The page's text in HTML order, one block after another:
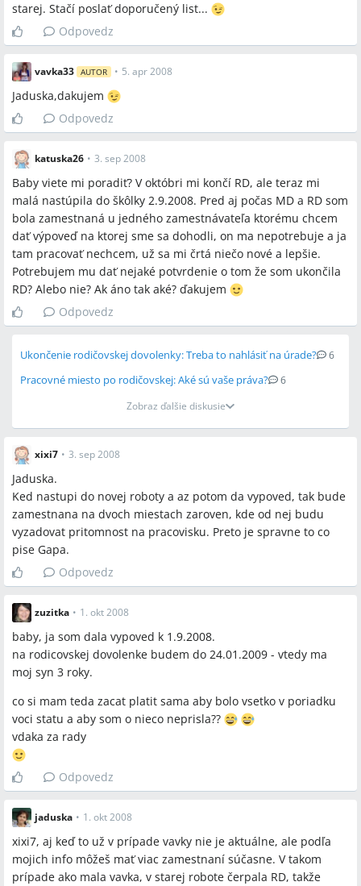
Spomenuté značky a firmy
Sociálna poisťovňa, Zdravotná poisťovňa Dôvera, Úrad práce
(ÚPSVaR), Modrykonik, Porada.sk, Sociálna poisťovňa Bratislava-
Spomenuté produkty a metódy
dohoda o skončení pracovného pomeru podľa § 60 ZP, výpoveď
podľa § 67, výpoveď z nadbytočnosti § 63 ods.1 písm. b),
Registračný list fyzickej osoby (RLFO, prihláška na dôchodkové
poistenie), čestné vyhlásenie, kópia rodného listu dieťaťa,
dobrovoľné nemocenské poistenie (DNP), dobrovoľné poistenie
v nezamestnanosti, materské 55 % z hrubej mzdy (28 týždňov,
37 týždňov pri osamelej matke/dvojičkách), rodičovský
zmena vymeriavacieho základu (zmena VZ), odhláška,
identifikačné číslo
Miesta a osoby
Bratislava, BA Lazaretská, p. Mihál
starej. Stačí poslať doporučený list...
Odpovedz
vavka33 AUTOR • 5. apr 2008
Jaduska,dakujem
Odpovedz
katuska26 • 3. sep 2008
Baby viete mi poradiť? V októbri mi končí RD, ale teraz mi
malá nastúpila do škôlky 2.9.2008. Pred aj počas MD a RD som
bola zamestnaná u jedného zamestnávateľa ktorému chcem
dať výpoveď na ktorej sme sa dohodli, on ma nepotrebuje a ja
tam pracovať nechcem, už sa mi črtá niečo nové a lepšie.
Potrebujem mu dať nejaké potvrdenie o tom že som ukončila
RD? Alebo nie? Ak áno tak aké? ďakujem
Odpovedz
Ukončenie rodičovskej dovolenky: Treba to nahlásiť na úrade? 6
Pracovné miesto po rodičovskej: Aké sú vaše práva?
6
Zobraz ďalšie diskusie
xixi7 • 3. sep 2008
Jaduska.
Ked nastupi do novej roboty a az potom da vypoved, tak bude
zamestnana na dvoch miestach zaroven, kde od nej budu
vyzadovat pritomnost na pracovisku. Preto je spravne to co
pise Gapa.
Odpovedz
zuzitka • 1. okt 2008
baby, ja som dala vypoved k 1.9.2008.
na rodicovskej dovolenke budem do 24.01.2009 - vtedy ma
moj syn 3 roky.
co si mam teda zacat platit sama aby bolo vsetko v poriadku
voci statu a aby som o nieco neprisla??
vdaka za rady
Odpovedz
jaduska • 1. okt 2008
xixi7, aj keď to už v prípade vavky nie je aktuálne, ale podľa
mojich info môžeš mať viac zamestnaní súčasne. V takom
prípade ako mala vavka, v starej robote čerpala RD, takže